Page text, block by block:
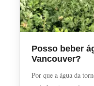
Posso beber
Vancouver?
Por que a água da